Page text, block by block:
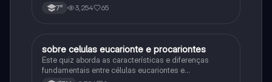
7° 3,254 65
Biologia
sobre celulas eucarionte e procariontes
Este quiz aborda as características e diferenças
fundamentais entre células eucariontes e